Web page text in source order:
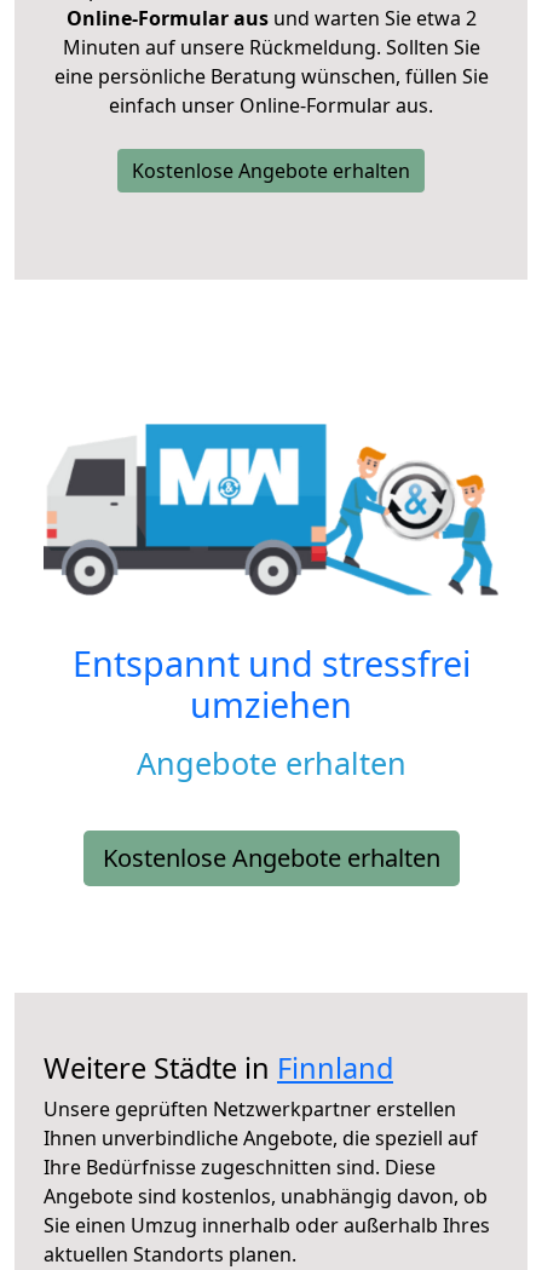
Online-Formular ausund warten Sie etwa 2
Minuten auf unsere Rückmeldung. Sollten Sie
eine persönliche Beratung wünschen, füllen Sie
einfach unser Online-Formular aus.
Kostenlose Angebote erhalten
Entspannt und stressfrei
umziehen
Angebote erhalten
Kostenlose Angebote erhalten
Weitere Städte in Finnland
Unsere geprüften Netzwerkpartner erstellen
Ihnen unverbindliche Angebote, die speziell auf
Ihre Bedürfnisse zugeschnitten sind. Diese
Angebote sind kostenlos, unabhängig davon, ob
Sie einen Umzug innerhalb oder außerhalb Ihres
aktuellen Standorts planen.